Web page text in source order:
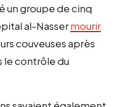
un groupe de cinq
al-Nassermourir
couveuses après
le contrôle du